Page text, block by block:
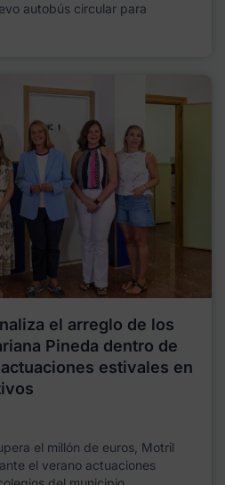
autobús circular para
el arreglo de los
Pineda dentro de
estivales en
el millón de euros, Motril
el verano actuaciones